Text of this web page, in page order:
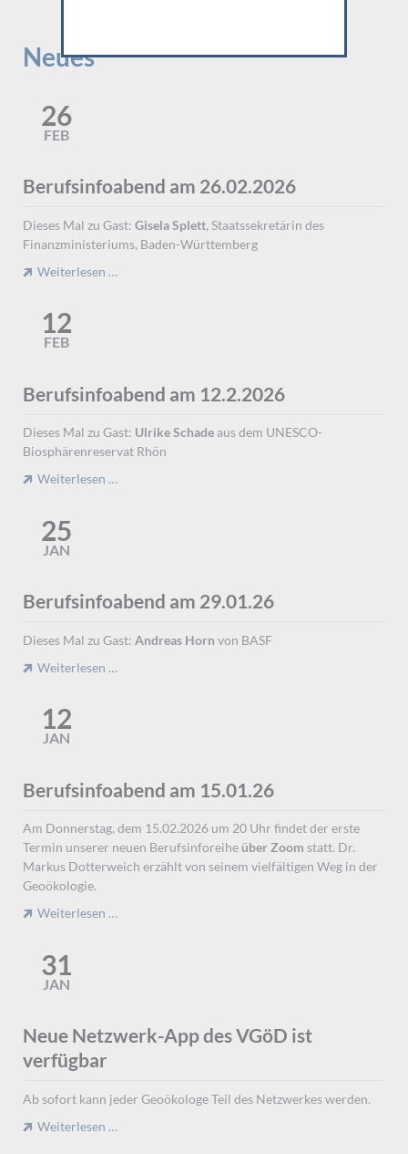
Neues
26
FEB
Berufsinfoabend am 26.02.2026
Dieses Mal zu Gast: Gisela Splett, Staatssekretärin des
Finanzministeriums, Baden-Württemberg
Weiterlesen …
12
FEB
Berufsinfoabend am 12.2.2026
Dieses Mal zu Gast: Ulrike Schadeaus dem UNESCO-
Biosphärenreservat Rhön
Weiterlesen …
25
JAN
Berufsinfoabend am 29.01.26
Dieses Mal zu Gast: Andreas Horn von BASF
Weiterlesen …
12
JAN
Berufsinfoabend am 15.01.26
Am Donnerstag, dem 15.02.2026 um 20 Uhr findet der erste
Termin unserer neuen Berufsinforeihe über Zoom statt. Dr.
Markus Dotterweich erzählt von seinem vielfältigen Weg in der
Geoökologie.
Weiterlesen …
31
JAN
Neue Netzwerk-App des VGöD ist
verfügbar
Ab sofort kann jeder Geoökologe Teil des Netzwerkes werden.
Weiterlesen …